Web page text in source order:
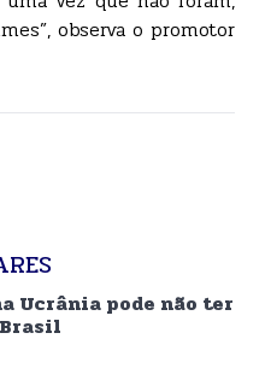
observa o promotor
Ucrânia pode não ter